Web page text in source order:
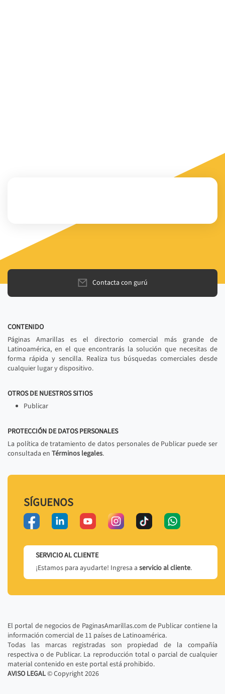
Contacta con gurú
CONTENIDO
Páginas Amarillas es el directorio comercial más grande de
Latinoamérica, en el que encontrarás la solución que necesitas de
forma rápida y sencilla. Realiza tus búsquedas comerciales desde
cualquier lugar y dispositivo.
OTROS DE NUESTROS SITIOS
Publicar
PROTECCIÓN DE DATOS PERSONALES
La política de tratamiento de datos personales de Publicar puede ser
consultada en Términos legales.
SÍGUENOS
SERVICIO AL CLIENTE
¡Estamos para ayudarte! Ingresa a servicio al cliente.
El portal de negocios de PaginasAmarillas.com de Publicar contiene la
información comercial de 11 países de Latinoamérica.
Todas las marcas registradas son propiedad de la compañía
respectiva o de Publicar. La reproducción total o parcial de cualquier
material contenido en este portal está prohibido.
AVISO LEGAL© Copyright2026